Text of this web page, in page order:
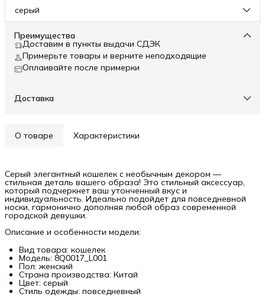
серый
Преимущества
Доставим в пункты выдачи СДЭК
Примерьте товары и верните неподходящие
Оплаивайте после примерки
Доставка
О товаре Характеристики
Серый элегантный кошелек с необычным декором —
стильная деталь вашего образа! Это стильный аксессуар,
который подчеркнет ваш утонченный вкус и
индивидуальность. Идеально подойдет для повседневной
носки, гармонично дополняя любой образ современной
городской девушки.
Описание и особенности модели:
Вид товара: кошелек
Модель: 8Q0017_L001
Пол: женский
Страна производства: Китай
Цвет: серый
Стиль одежды: повседневный